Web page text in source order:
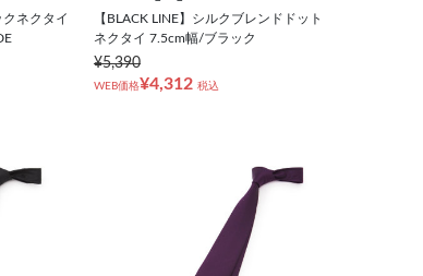
クネクタイ
【BLACK LINE】シルクブレンドドット
ネクタイ 7.5cm幅/ブラック
¥5,390
WEB価格¥4,312 税込